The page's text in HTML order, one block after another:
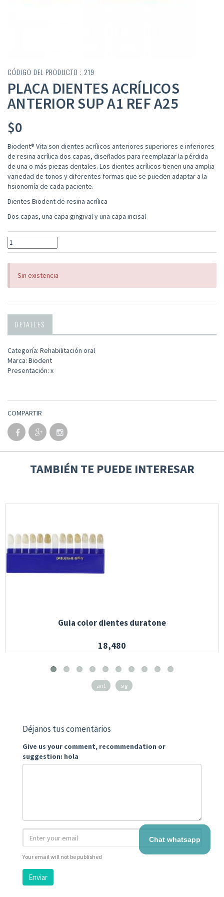
CÓDIGO DEL PRODUCTO : 219
PLACA DIENTES ACRÍLICOS
ANTERIOR SUP A1 REF A25
$0
Biodent® Vita son dientes acrílicos anteriores superiores e inferiores
de resina acrílica dos capas, diseñados para reemplazar la pérdida
de una o más piezas dentales. Los dientes acrílicos tienen una amplia
variedad de tonos y diferentes formas que se pueden adaptar a la
fisionomía de cada paciente.
Dientes Biodent de resina acrílica
Dos capas, una capa gingival y una capa incisal
Sin existencia
DETALLES
Categoría: Rehabilitación oral
Marca: Biodent
Presentación: x
COMPARTIR
TAMBIÉN TE PUEDE INTERESAR
Guia color dientes duratone
18,480
ant sig
Déjanos tus comentarios
Give us your comment, recommendation or
suggestion: hola
Your email will not be published
Enviar
Chat whatsapp